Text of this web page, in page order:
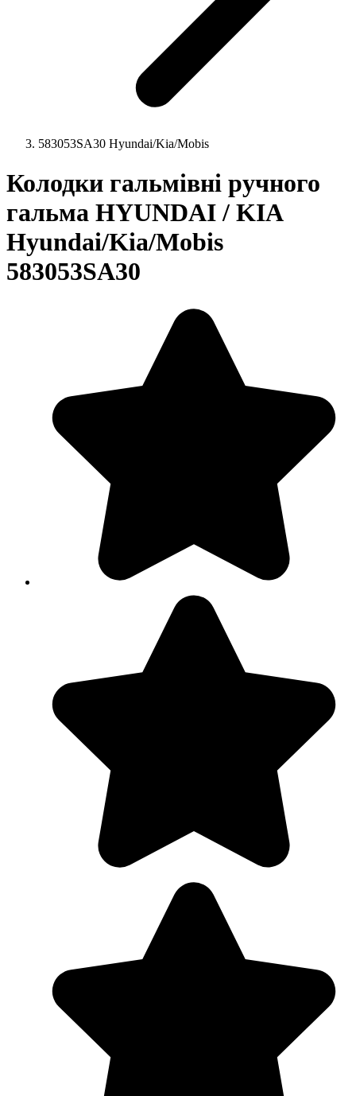
583053SA30 Hyundai/Kia/Mobis
Колодки гальмівні ручного
гальма HYUNDAI / KIA
Hyundai/Kia/Mobis
583053SA30